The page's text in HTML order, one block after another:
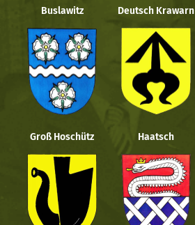
Buslawitz Deutsch Krawarn
Groß Hoschütz Haatsch